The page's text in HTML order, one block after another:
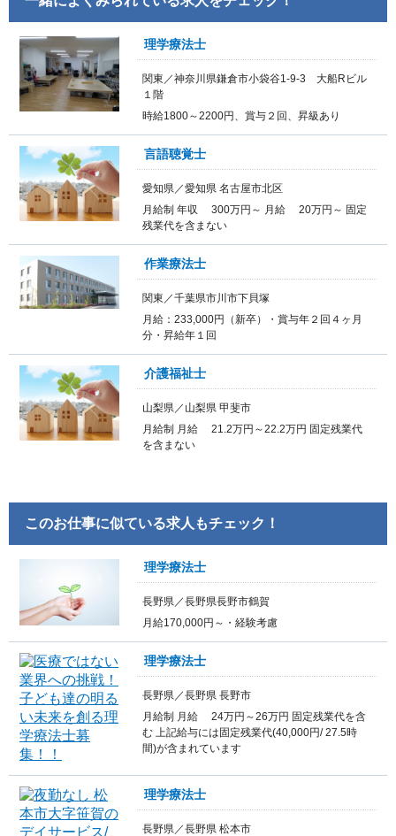
理学療法士
関東／神奈川県鎌倉市小袋谷1-9-3 大船Rビル
１階
時給1800～2200円、賞与２回、昇級あり
言語聴覚士
愛知県／愛知県 名古屋市北区
月給制 年収 300万円～ 月給 20万円～ 固定
残業代を含まない
作業療法士
関東／千葉県市川市下貝塚
月給：233,000円（新卒）・賞与年２回４ヶ月
分・昇給年１回
介護福祉士
山梨県／山梨県 甲斐市
月給制 月給 21.2万円～22.2万円 固定残業代
を含まない
このお仕事に似ている求人もチェック！
理学療法士
長野県／長野県長野市鶴賀
月給170,000円～・経験考慮
理学療法士
長野県／長野県 長野市
月給制 月給 24万円～26万円 固定残業代を含
む 上記給与には固定残業代(40,000円/ 27.5時
間)が含まれています
理学療法士
長野県／長野県 松本市